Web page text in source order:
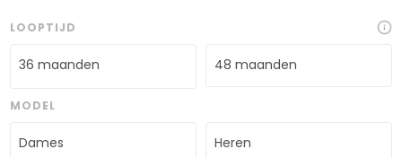
LOOPTIJD
36 maanden 48 maanden
MODEL
Dames Heren